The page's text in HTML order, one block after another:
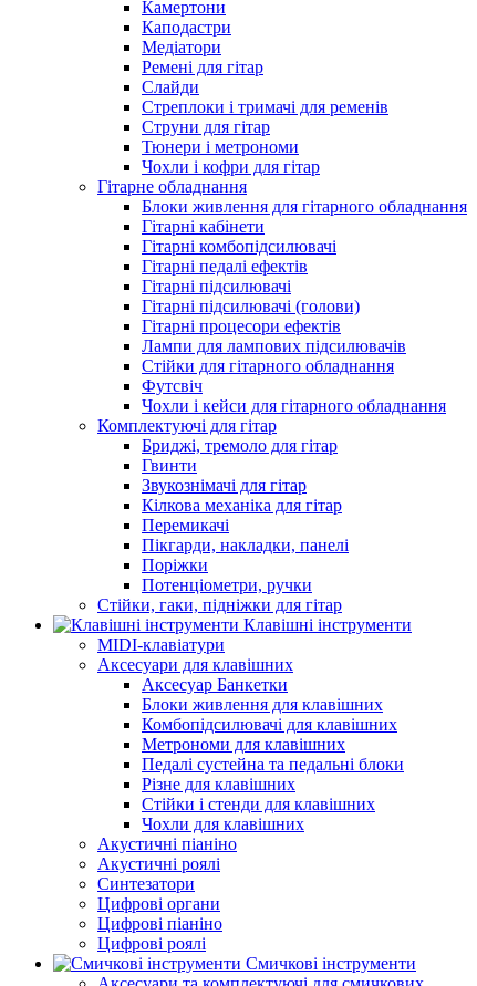
Камертони
Каподастри
Медіатори
Ремені для гітар
Слайди
Стреплоки і тримачі для ременів
Струни для гітар
Тюнери і метрономи
Чохли і кофри для гітар
Гітарне обладнання
Блоки живлення для гітарного обладнання
Гітарні кабінети
Гітарні комбопідсилювачі
Гітарні педалі ефектів
Гітарні підсилювачі
Гітарні підсилювачі (голови)
Гітарні процесори ефектів
Лампи для лампових підсилювачів
Стійки для гітарного обладнання
Футсвіч
Чохли і кейси для гітарного обладнання
Комплектуючі для гітар
Бриджі, тремоло для гітар
Гвинти
Звукознімачі для гітар
Кілкова механіка для гітар
Перемикачі
Пікгарди, накладки, панелі
Поріжки
Потенціометри, ручки
Стійки, гаки, підніжки для гітар
Клавішні інструменти
MIDI-клавіатури
Аксесуари для клавішних
Аксесуар Банкетки
Блоки живлення для клавішних
Комбопідсилювачі для клавішних
Метрономи для клавішних
Педалі сустейна та педальні блоки
Різне для клавішних
Стійки і стенди для клавішних
Чохли для клавішних
Акустичні піаніно
Акустичні роялі
Синтезатори
Цифрові органи
Цифрові піаніно
Цифрові роялі
Смичкові інструменти